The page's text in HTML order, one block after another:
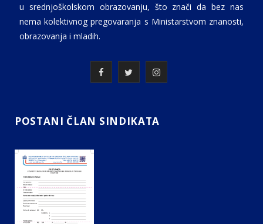
u srednjoškolskom obrazovanju, što znači da bez nas
nema kolektivnog pregovaranja s Ministarstvom znanosti,
obrazovanja i mladih.
F
c
i
I
POSTANI ČLAN SINDIKATA